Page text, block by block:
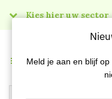
Kies hier uw sector
Menu
Meld je aan en blijf